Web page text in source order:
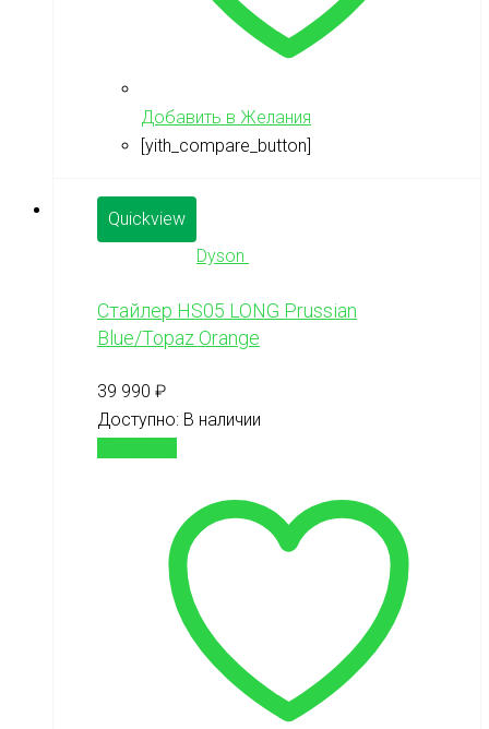
Добавить в Желания
[yith_compare_button]
Quickview
Dyson
Стайлер HS05 LONG Prussian
Blue/Topaz Orange
39 990 ₽
Доступно: В наличии